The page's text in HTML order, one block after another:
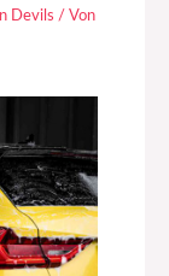
Devils / Von